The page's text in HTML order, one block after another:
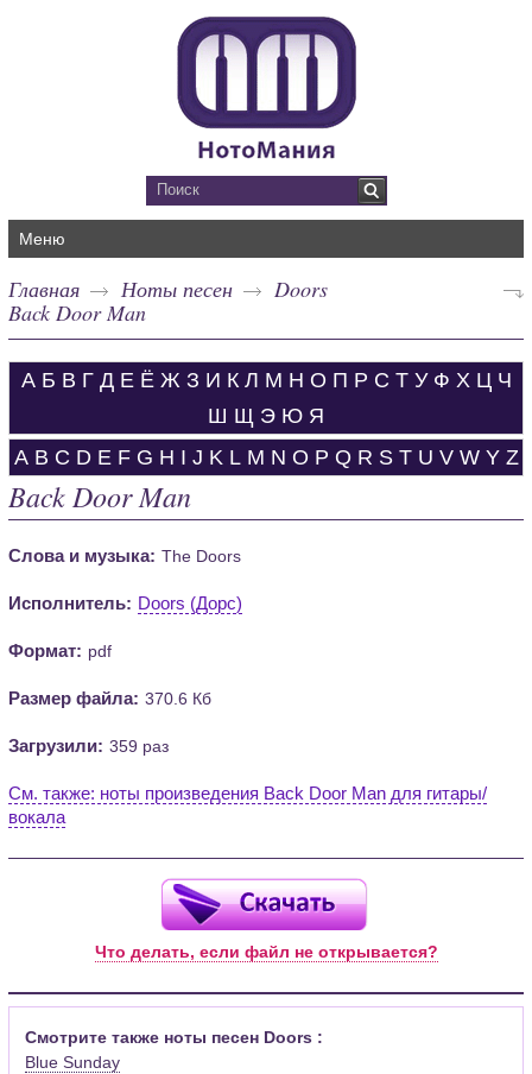
Меню
Главная Ноты песен
Doors
Back Door Man
А Б В Г Д Е Ё Ж З И К Л М Н О П Р С Т У Ф Х Ц Ч
Ш Щ Э Ю Я
A B C D E F G H I J K L M N O P Q R S T U V W Y Z
Back Door Man
Слова и музыка: The Doors
Исполнитель: Doors (Дорс)
Формат: pdf
Размер файла: 370.6 Кб
Загрузили: 359 раз
См. также: ноты произведения Back Door Man для гитары/
вокала
Что делать, если файл не открывается?
Смотрите также ноты песен Doors :
Blue Sunday